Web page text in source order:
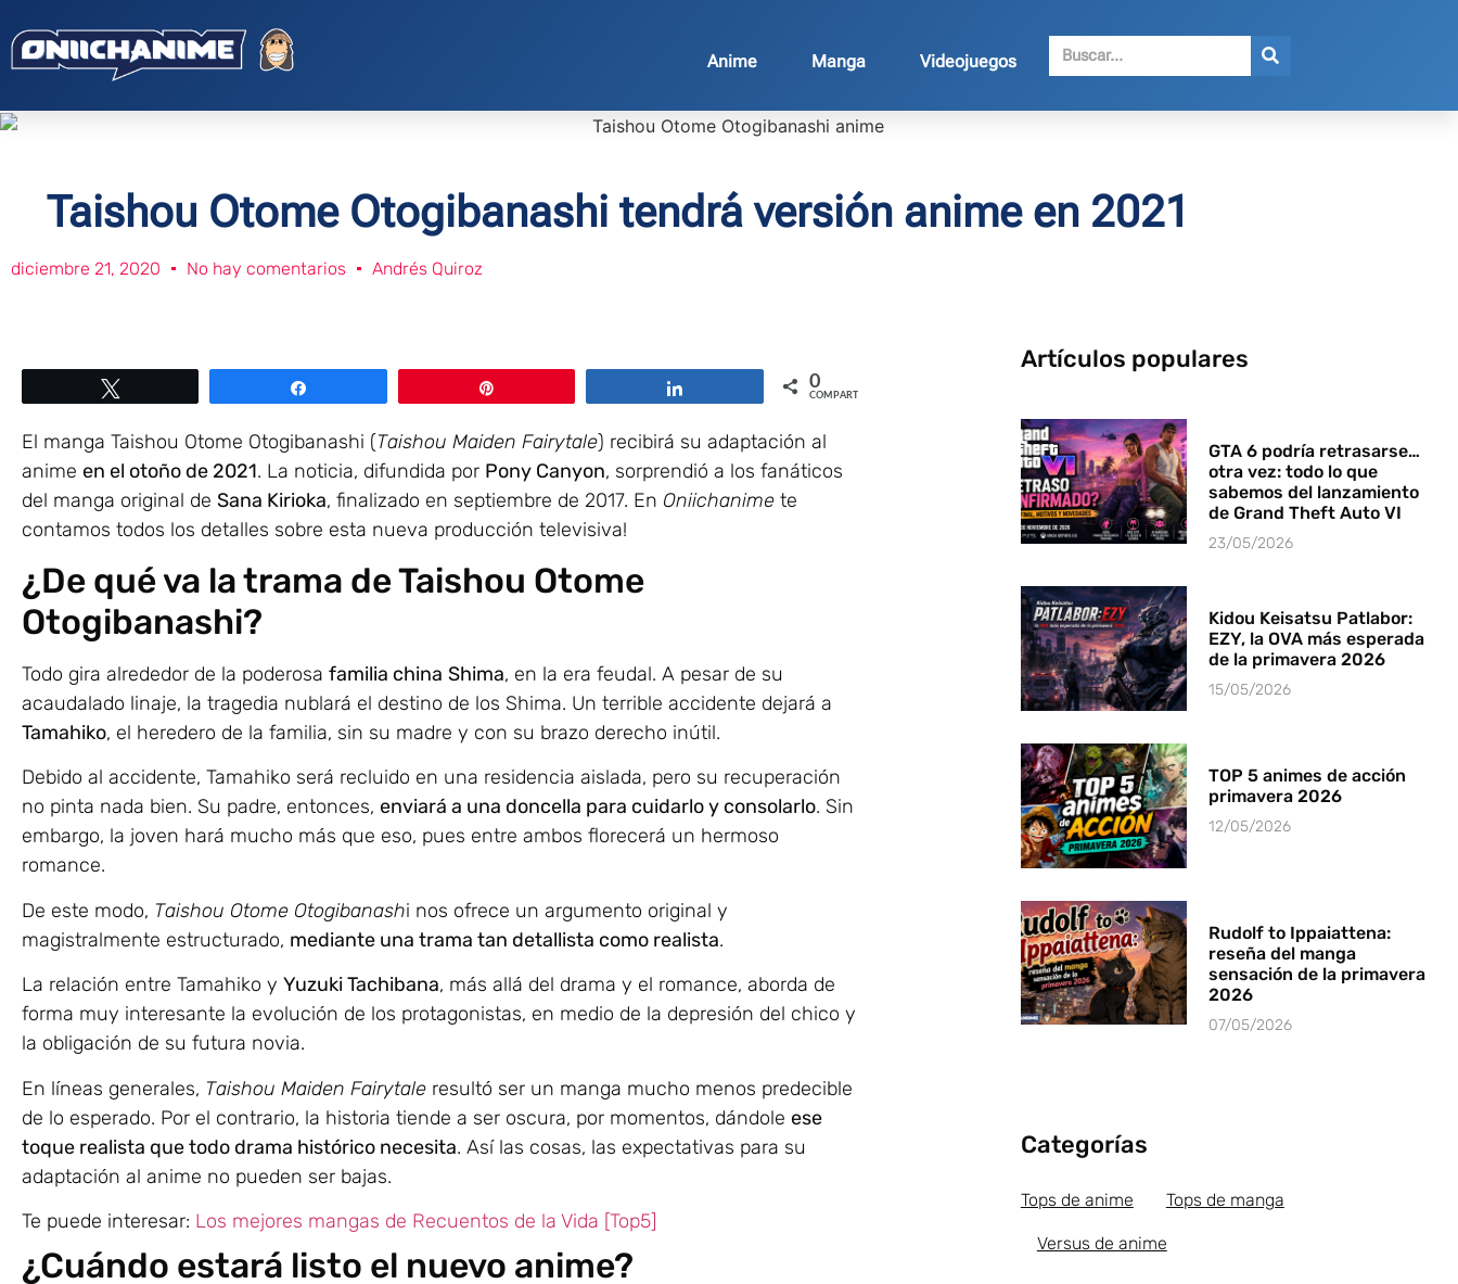
Anime Manga Videojuegos
Taishou Otome Otogibanashi tendrá versión anime en 2021
diciembre 21, 2020 No hay comentarios Andrés Quiroz
0
COMPARTIR
El manga Taishou Otome Otogibanashi (Taishou Maiden Fairytale) recibirá su adaptación al
anime en el otoño de 2021. La noticia, difundida por Pony Canyon, sorprendió a los fanáticos
del manga original de Sana Kirioka, finalizado en septiembre de 2017. En Oniichanime te
contamos todos los detalles sobre esta nueva producción televisiva!
¿De qué va la trama de Taishou Otome
Otogibanashi?
Todo gira alrededor de la poderosa familia china Shima, en la era feudal. A pesar de su
acaudalado linaje, la tragedia nublará el destino de los Shima. Un terrible accidente dejará a
Tamahiko, el heredero de la familia, sin su madre y con su brazo derecho inútil.
Debido al accidente, Tamahiko será recluido en una residencia aislada, pero su recuperación
no pinta nada bien. Su padre, entonces, enviará a una doncella para cuidarlo y consolarlo. Sin
embargo, la joven hará mucho más que eso, pues entre ambos florecerá un hermoso
romance.
De este modo, Taishou Otome Otogibanashi nos ofrece un argumento original y
magistralmente estructurado, mediante una trama tan detallista como realista.
La relación entre Tamahiko y Yuzuki Tachibana, más allá del drama y el romance, aborda de
forma muy interesante la evolución de los protagonistas, en medio de la depresión del chico y
la obligación de su futura novia.
En líneas generales, Taishou Maiden Fairytale resultó ser un manga mucho menos predecible
de lo esperado. Por el contrario, la historia tiende a ser oscura, por momentos, dándole ese
toque realista que todo drama histórico necesita. Así las cosas, las expectativas para su
adaptación al anime no pueden ser bajas.
Te puede interesar: Los mejores mangas de Recuentos de la Vida [Top5]
¿Cuándo estará listo el nuevo anime?
Artículos populares
GTA 6 podría retrasarse…
otra vez: todo lo que
sabemos del lanzamiento
de Grand Theft Auto VI
23/05/2026
Kidou Keisatsu Patlabor:
EZY, la OVA más esperada
de la primavera 2026
15/05/2026
TOP 5 animes de acción
primavera 2026
12/05/2026
Rudolf to Ippaiattena:
reseña del manga
sensación de la primavera
2026
07/05/2026
Categorías
Tops de anime Tops de manga
Versus de anime